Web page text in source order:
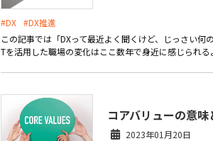
#DX #DX推進
この記事では「DXって最近よく聞くけど、じっさい
Tを活用した職場の変化はここ数年で身近に感じられ
コアバリューの意
2023年01月20日